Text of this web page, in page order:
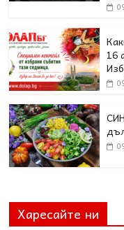
16
Харесайте ни